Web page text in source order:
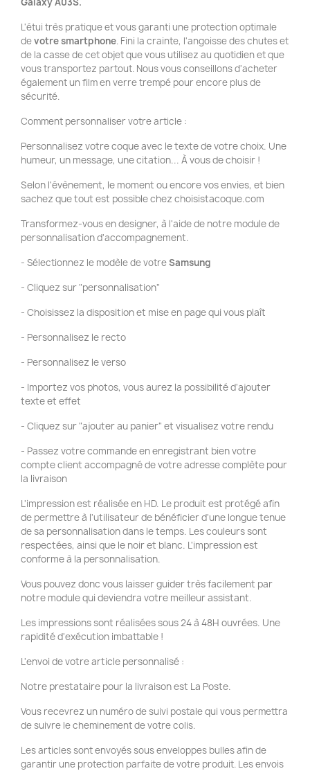
L'étui très pratique et vous garanti une protection optimale
devotre smartphone. Fini la crainte, l'angoisse des chutes et
de la casse de cet objet que vous utilisez au quotidien et que
vous transportez partout. Nous vous conseillons d'acheter
également un film en verre trempé pour encore plus de
sécurité.
Comment personnaliser votre article :
Personnalisez votre coque avec le texte de votre choix. Une
humeur, un message, une citation... À vous de choisir !
Selon l'évènement, le moment ou encore vos envies, et bien
sachez que tout est possible chez choisistacoque.com
Transformez-vous en designer, à l'aide de notre module de
personnalisation d'accompagnement.
- Sélectionnez le modèle de votreSamsung
- Cliquez sur "personnalisation"
- Choisissez la disposition et mise en page qui vous plaît
- Personnalisez le recto
- Personnalisez le verso
- Importez vos photos, vous aurez la possibilité d'ajouter
texte et effet
- Cliquez sur "ajouter au panier" et visualisez votre rendu
- Passez votre commande en enregistrant bien votre
compte client accompagné de votre adresse complète pour
la livraison
L'impression est réalisée en HD. Le produit est protégé afin
de permettre à l'utilisateur de bénéficier d'une longue tenue
de sa personnalisation dans le temps. Les couleurs sont
respectées, ainsi que le noir et blanc. L'impression est
conforme à la personnalisation.
Vous pouvez donc vous laisser guider très facilement par
notre module qui deviendra votre meilleur assistant.
Les impressions sont réalisées sous 24 à 48H ouvrées. Une
rapidité d'exécution imbattable !
L'envoi de votre article personnalisé :
Notre prestataire pour la livraison est La Poste.
Vous recevrez un numéro de suivi postale qui vous permettra
de suivre le cheminement de votre colis.
Les articles sont envoyés sous enveloppes bulles afin de
garantir une protection parfaite de votre produit. Les envois